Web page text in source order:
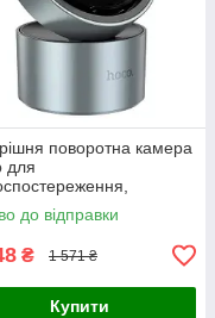
поворотна камера
для
IP відеокамера
до відправки
₴ 1 571 ₴
Купити